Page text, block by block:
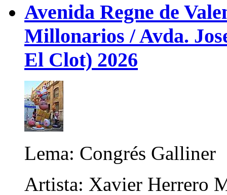
Avenida Regne de
Millonarios / Avda.
El Clot) 2026
Lema: Congrés Galliner
Artista: Xavier Herrero